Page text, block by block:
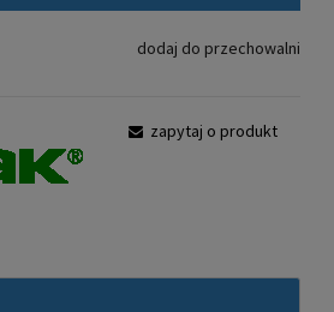
dodaj do przechowalni
zapytaj o produkt